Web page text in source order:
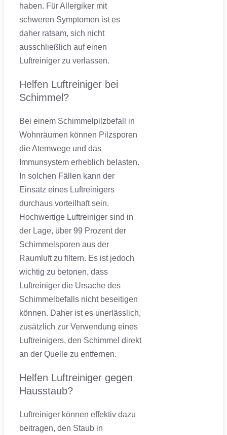
haben. Für Allergiker mit
schweren Symptomen ist es
daher ratsam, sich nicht
ausschließlich auf einen
Luftreiniger zu verlassen.
Helfen Luftreiniger bei
Schimmel?
Bei einem Schimmelpilzbefall in
Wohnräumen können Pilzsporen
die Atemwege und das
Immunsystem erheblich belasten.
In solchen Fällen kann der
Einsatz eines Luftreinigers
durchaus vorteilhaft sein.
Hochwertige Luftreiniger sind in
der Lage, über 99 Prozent der
Schimmelsporen aus der
Raumluft zu filtern. Es ist jedoch
wichtig zu betonen, dass
Luftreiniger die Ursache des
Schimmelbefalls nicht beseitigen
können. Daher ist es unerlässlich,
zusätzlich zur Verwendung eines
Luftreinigers, den Schimmel direkt
an der Quelle zu entfernen.
Helfen Luftreiniger gegen
Hausstaub?
Luftreiniger können effektiv dazu
beitragen, den Staub in